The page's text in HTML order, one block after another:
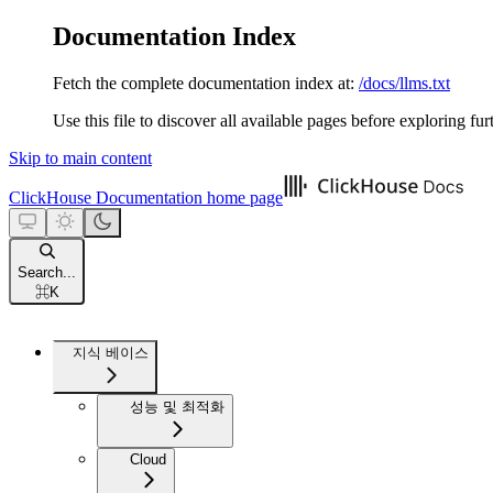
Documentation Index
Fetch the complete documentation index at: /docs/llms.txt
Use this file to discover all available pages before exploring
Skip to main content
ClickHouse Documentation home page
Search...
⌘K
지식 베이스
성능 및 최적화
Cloud